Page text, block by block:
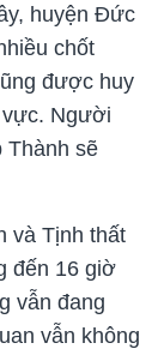
huyện Đức
chốt
được huy
vực. Người
Thành sẽ
và Tịnh thất
đến 16 giờ
vẫn đang
vẫn không